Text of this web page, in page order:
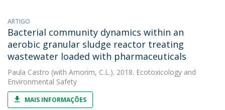
ARTIGO
Bacterial community dynamics within an
aerobic granular sludge reactor treating
wastewater loaded with pharmaceuticals
Paula Castro (with Amorim, C.L.). 2018. Ecotoxicology and
Environmental Safety
MAIS INFORMAÇÕES